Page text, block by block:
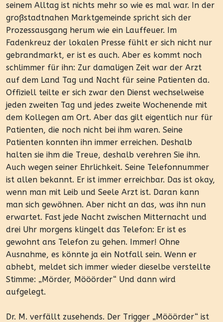
seinem Alltag ist nichts mehr so wie es mal war. In der
großstadtnahen Marktgemeinde spricht sich der
Prozessausgang herum wie ein Lauffeuer. Im
Fadenkreuz der lokalen Presse fühlt er sich nicht nur
gebrandmarkt, er ist es auch. Aber es kommt noch
schlimmer für ihn: Zur damaligen Zeit war der Arzt
auf dem Land Tag und Nacht für seine Patienten da.
Offiziell teilte er sich zwar den Dienst wechselweise
jeden zweiten Tag und jedes zweite Wochenende mit
dem Kollegen am Ort. Aber das gilt eigentlich nur für
Patienten, die noch nicht bei ihm waren. Seine
Patienten konnten ihn immer erreichen. Deshalb
halten sie ihm die Treue, deshalb verehren Sie ihn.
Auch wegen seiner Ehrlichkeit. Seine Telefonnummer
ist allen bekannt. Er ist immer erreichbar. Das ist okay,
wenn man mit Leib und Seele Arzt ist. Daran kann
man sich gewöhnen. Aber nicht an das, was ihn nun
erwartet. Fast jede Nacht zwischen Mitternacht und
drei Uhr morgens klingelt das Telefon: Er ist es
gewohnt ans Telefon zu gehen. Immer! Ohne
Ausnahme, es könnte ja ein Notfall sein. Wenn er
abhebt, meldet sich immer wieder dieselbe verstellte
Stimme: „Mörder, Mööörder“ Und dann wird
aufgelegt.
Dr. M. verfällt zusehends. Der Trigger „Mööörder“ ist